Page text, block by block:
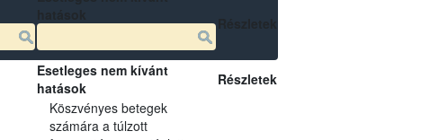
Esetleges nem kívánt
hatások
Részletek
Köszvényes betegek
számára a túlzott